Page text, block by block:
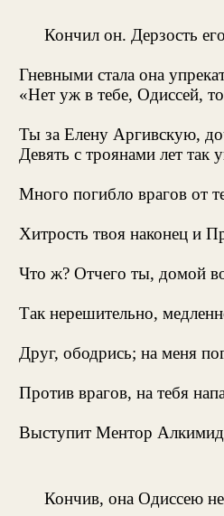
Кончил он. Дерзость
Гневными стала она
«Нет уж в тебе, Одиссей,
Ты за Елену Аргивскую,
Девять с троянами лет так
Много погибло врагов от
Хитрость твоя наконец и
Что ж? Отчего ты, домой
Так нерешительно,
Друг, ободрись; на меня
Против врагов, на тебя
Выступит Ментор
Кончив, она Одиссею